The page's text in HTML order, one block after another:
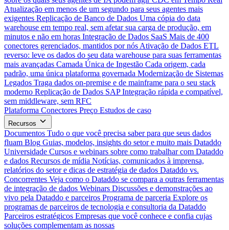
Atualização em menos de um segundo para seus agentes mais
exigentes Replicação de Banco de Dados Uma cópia do data
warehouse em tempo real, sem afetar sua carga de produção, em
minutos e não em horas Integração de Dados SaaS Mais de 400
conectores gerenciados, mantidos por nós Ativação de Dados ETL
reverso: leve os dados do seu data warehouse para suas ferramentas
mais avançadas Camada Única de Ingestão Cada origem, cada
padrão, uma única plataforma governada Modernização de Sistemas
Legados Traga dados on-premise e de mainframe para o seu stack
moderno Replicação de Dados SAP Integração rápida e compatível,
sem middleware, sem RFC
Plataforma Conectores Preço Estudos de caso
Recursos
Documentos Tudo o que você precisa saber para que seus dados
fluam Blog Guias, modelos, insights do setor e muito mais Dataddo
Universidade Cursos e webinars sobre como trabalhar com Dataddo
e dados Recursos de mídia Notícias, comunicados à imprensa,
relatórios do setor e dicas de estratégia de dados Dataddo vs.
Concorrentes Veja como o Dataddo se compara a outras ferramentas
de integração de dados Webinars Discussões e demonstrações ao
vivo pela Dataddo e parceiros Programa de parceria Explore os
programas de parceiros de tecnologia e consultoria da Dataddo
Parceiros estratégicos Empresas que você conhece e confia cujas
soluções complementam as nossas